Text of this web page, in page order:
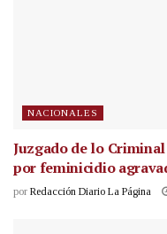
NACIONALES
Juzgado de lo
por feminicidio
por Redacción Diario La Página